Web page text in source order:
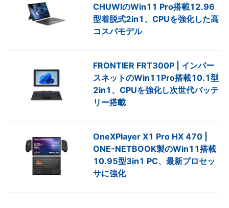
CHUWIのWin11 Pro搭載12.96
型着脱式2in1、CPUを強化した高
コスパモデル
FRONTIER FRT300P | インバー
スネットのWin11Pro搭載10.1型
2in1、CPUを強化し次世代バッテ
リー搭載
OneXPlayer X1 Pro HX 470 |
ONE-NETBOOK製のWin11搭載
10.95型3in1 PC、最新プロセッ
サに強化